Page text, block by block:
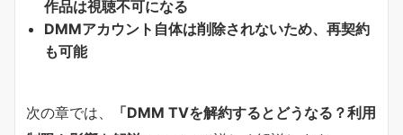
作品は視聴不可になる
DMMアカウント自体は削除されないため、再契約
も可能
次の章では、
「DMM TVを解約するとどうなる？利用